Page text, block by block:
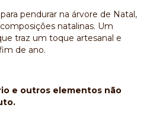
pendurar na árvore de Natal,
natalinas. Um
traz um toque artesanal e
de ano.
e outros elementos não